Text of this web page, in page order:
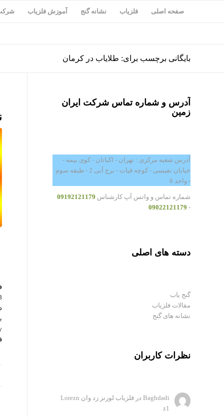
صفحه اصلی فلزیاب نشانه گنج آموزش فلزیاب
بایگانی برچسب برای: طلایاب در کرمان
آدرس و شماره تماس شرکت ایران
زمین
آدرس شعبه مرکزی : تهران - اکباتان - کوی بیمه -
خیابان نفیسی - کوچه فیات - برج آبی 2 - طبقه سوم
- واحد 6
شماره تماس و واتس آپ کارشناس 09192121179
-
09022121179
دسته های اصلی
گنج یاب
مقالات فلزیاب
نشانه های گنج
نظرات کاربران
Baghdadi در
فلزیاب لورنز زد وان Lorezn
z1